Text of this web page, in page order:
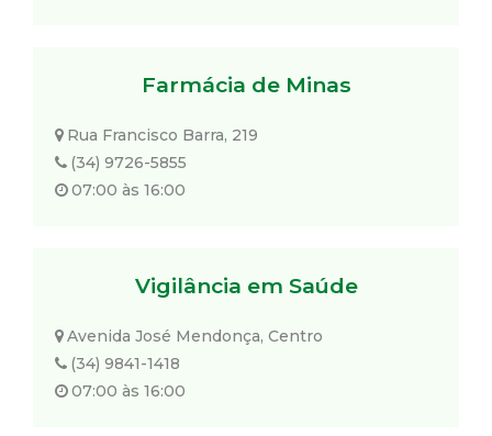
Farmácia de Minas
Rua Francisco Barra, 219
(34) 9726-5855
07:00 às 16:00
Vigilância em Saúde
Avenida José Mendonça, Centro
(34) 9841-1418
07:00 às 16:00